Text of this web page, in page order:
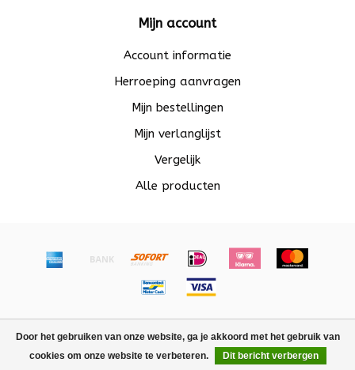
Door het gebruiken van onze website, ga je akkoord met het gebruik van
cookies om onze website te verbeteren.
Dit bericht verbergen
Mijn account
Account informatie
Herroeping aanvragen
Mijn bestellingen
Mijn verlanglijst
Vergelijk
Alle producten
Lightspeed design
Dyvelopment